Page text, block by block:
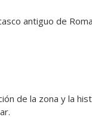
antiguo de
de la zona y la